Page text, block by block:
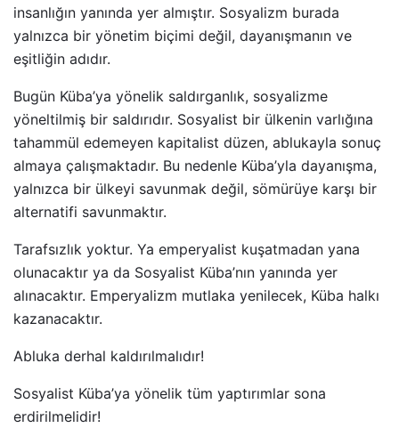
insanlığın yanında yer almıştır. Sosyalizm burada
yalnızca bir yönetim biçimi değil, dayanışmanın ve
eşitliğin adıdır.
Bugün Küba’ya yönelik saldırganlık, sosyalizme
yöneltilmiş bir saldırıdır. Sosyalist bir ülkenin varlığına
tahammül edemeyen kapitalist düzen, ablukayla sonuç
almaya çalışmaktadır. Bu nedenle Küba’yla dayanışma,
yalnızca bir ülkeyi savunmak değil, sömürüye karşı bir
alternatifi savunmaktır.
Tarafsızlık yoktur. Ya emperyalist kuşatmadan yana
olunacaktır ya da Sosyalist Küba’nın yanında yer
alınacaktır. Emperyalizm mutlaka yenilecek, Küba halkı
kazanacaktır.
Abluka derhal kaldırılmalıdır!
Sosyalist Küba’ya yönelik tüm yaptırımlar sona
erdirilmelidir!